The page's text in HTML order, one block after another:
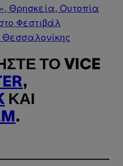
Θρησκεία, Ουτοπία
Φεστιβάλ
ΤΟ VICE
,
ΚΑΙ
.